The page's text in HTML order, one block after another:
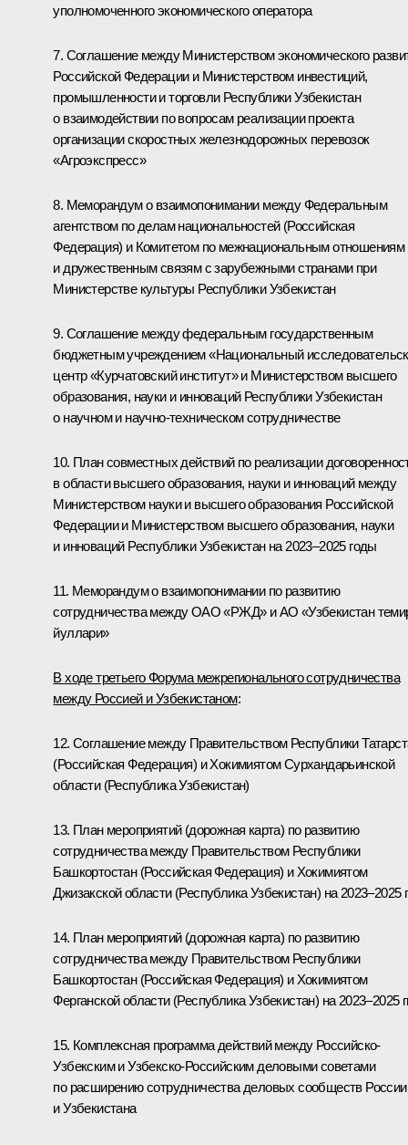
уполномоченного экономического оператора
7. Соглашение между Министерством экономического
Российской Федерации и Министерством инвестиций,
промышленности и торговли Республики Узбекистан
о взаимодействии по вопросам реализации проекта
организации скоростных железнодорожных перевозок
«Агроэкспресс»
8. Меморандум о взаимопонимании между Федеральным
агентством по делам национальностей (Российская
Федерация) и Комитетом по межнациональным отношениям
и дружественным связям с зарубежными странами при
Министерстве культуры Республики Узбекистан
9. Соглашение между федеральным государственным
бюджетным учреждением «Национальный
центр «Курчатовский институт» и Министерством высшего
образования, науки и инноваций Республики Узбекистан
о научном и научно-техническом сотрудничестве
10. План совместных действий по реализации
в области высшего образования, науки и инноваций между
Министерством науки и высшего образования Российской
Федерации и Министерством высшего образования, науки
и инноваций Республики Узбекистан на 2023–2025 годы
11. Меморандум о взаимопонимании по развитию
сотрудничества между ОАО «РЖД» и АО «Узбекистан
йуллари»
В ходе третьего Форума межрегионального сотрудничества
между Россией и Узбекистаном:
12. Соглашение между Правительством Республики
(Российская Федерация) и Хокимиятом Сурхандарьинской
области (Республика Узбекистан)
13. План мероприятий (дорожная карта) по развитию
сотрудничества между Правительством Республики
Башкортостан (Российская Федерация) и Хокимиятом
Джизакской области (Республика Узбекистан) на 2023–2025
14. План мероприятий (дорожная карта) по развитию
сотрудничества между Правительством Республики
Башкортостан (Российская Федерация) и Хокимиятом
Ферганской области (Республика Узбекистан) на 2023–2025
15. Комплексная программа действий между Российско-
Узбекским и Узбекско-Российским деловыми советами
по расширению сотрудничества деловых сообществ России
и Узбекистана